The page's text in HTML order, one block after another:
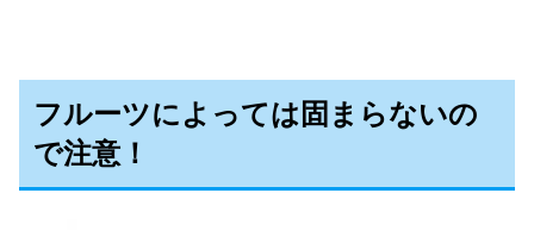
フルーツによっては固まらないの
で注意！